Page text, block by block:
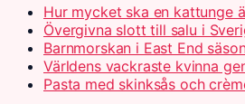
Hur mycket ska en kattunge
Övergivna slott till salu i
Barnmorskan i East End
Världens vackraste kvinna
Pasta med skinksås och